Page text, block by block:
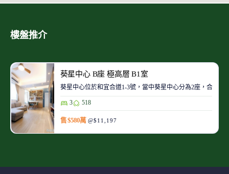
樓盤推介
葵星中心 B座 極高層 B1室
葵星中心位於和宜合道1-3號，當中葵星中心分為2座，合共
3 518
售 $580萬 @$11,197